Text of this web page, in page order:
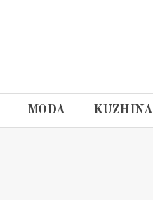
MODA KUZHINA